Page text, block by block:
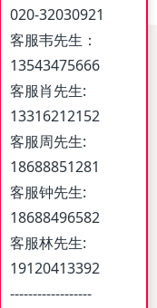
020-32030921
客服韦先生：
13543475666
客服肖先生:
13316212152
客服周先生:
18688851281
客服钟先生:
18688496582
客服林先生:
19120413392
------------------